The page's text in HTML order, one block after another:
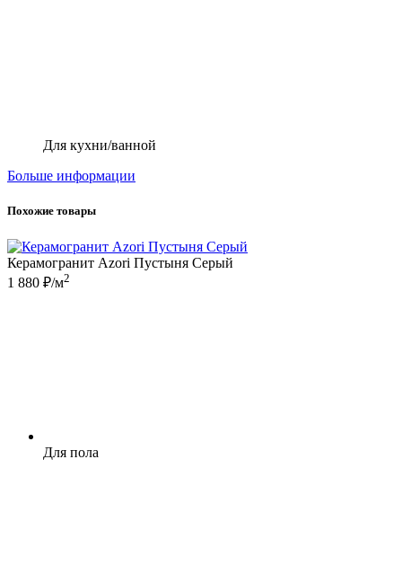
Для кухни/ванной
Больше информации
Похожие товары
Керамогранит Azori Пустыня Серый
1 880 ₽/м2
Для пола